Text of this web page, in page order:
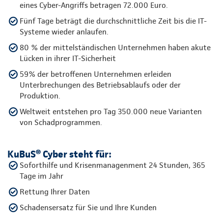
eines Cyber-Angriffs betragen 72.000 Euro.
Fünf Tage beträgt die durchschnittliche Zeit bis die IT-
Systeme wieder anlaufen.
80 % der mittelständischen Unternehmen haben akute
Lücken in ihrer IT-Sicherheit
59% der betroffenen Unternehmen erleiden
Unterbrechungen des Betriebsablaufs oder der
Produktion.
Weltweit entstehen pro Tag 350.000 neue Varianten
von Schadprogrammen.
KuBuS® Cyber steht für:
Soforthilfe und Krisenmanagenment 24 Stunden, 365
Tage im Jahr
Rettung Ihrer Daten
Schadensersatz für Sie und Ihre Kunden